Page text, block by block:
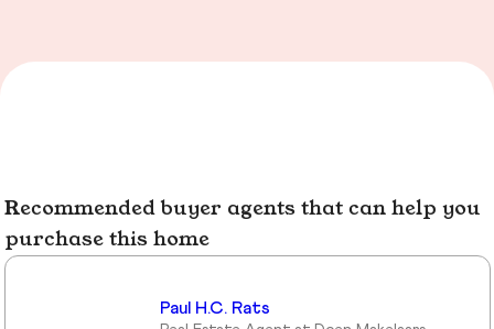
Recommended buyer agents that can help you
purchase this home
Paul H.C. Rats